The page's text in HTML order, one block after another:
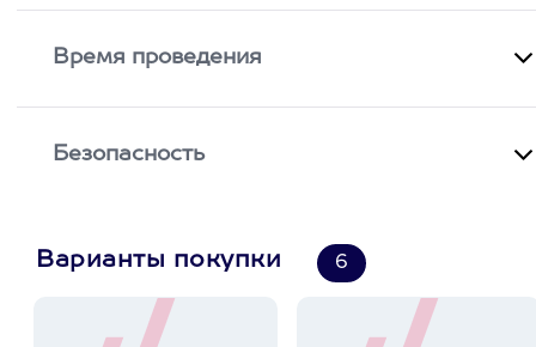
Время проведения
Безопасность
Варианты покупки 6